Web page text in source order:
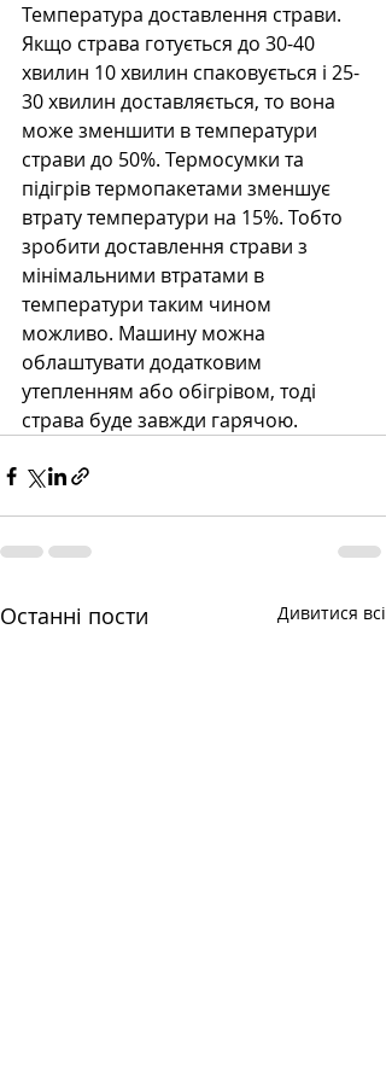
Температура доставлення страви.
Якщо страва готується до 30-40
хвилин 10 хвилин спаковується і 25-
30 хвилин доставляється, то вона
може зменшити в температури
страви до 50%. Термосумки та
підігрів термопакетами зменшує
втрату температури на 15%. Тобто
зробити доставлення страви з
мінімальними втратами в
температури таким чином
можливо. Машину можна
облаштувати додатковим
утепленням або обігрівом, тоді
страва буде завжди гарячою.
Останні пости Дивитися всі